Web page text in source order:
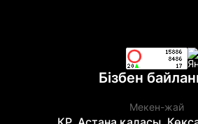
Бізбен
Мекен-жай